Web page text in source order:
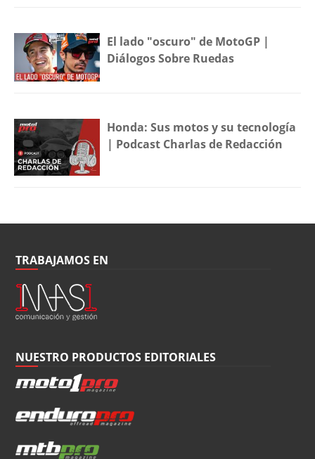
El lado "oscuro" de MotoGP |
Diálogos Sobre Ruedas
Honda: Sus motos y su tecnología
| Podcast Charlas de Redacción
TRABAJAMOS EN
NUESTRO PRODUCTOS EDITORIALES